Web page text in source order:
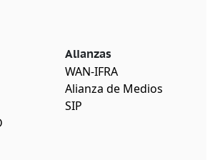
Alianzas
WAN-IFRA
Alianza de Medios
SIP